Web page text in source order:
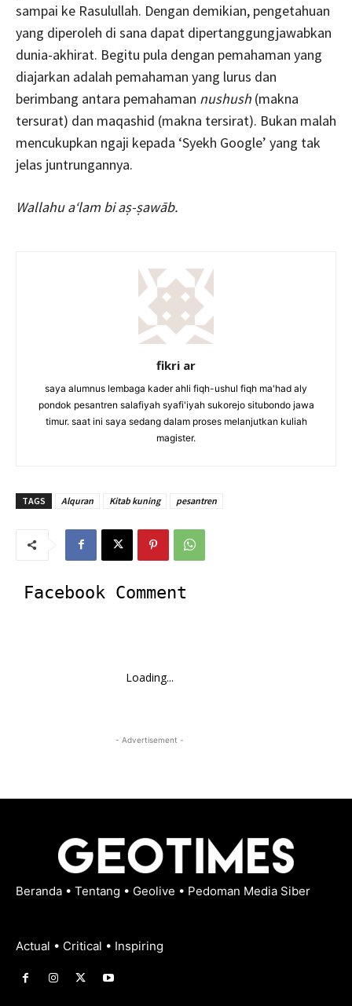
sampai ke Rasulullah. Dengan demikian, pengetahuan
yang diperoleh di sana dapat dipertanggungjawabkan
dunia-akhirat. Begitu pula dengan pemahaman yang
diajarkan adalah pemahaman yang lurus dan
berimbang antara pemahaman nushush (makna
tersurat) dan maqashid (makna tersirat). Bukan malah
mencukupkan ngaji kepada ‘Syekh Google’ yang tak
jelas juntrungannya.
Wallahu a‘lam bi aṣ-ṣawāb.
fikri ar
saya alumnus lembaga kader ahli fiqh-ushul fiqh ma'had aly
pondok pesantren salafiyah syafi'iyah sukorejo situbondo jawa
timur. saat ini saya sedang dalam proses melanjutkan kuliah
magister.
TAGS Alquran Kitab kuning pesantren
Facebook Comment
Loading...
- Advertisement -
Beranda • Tentang • Geolive • Pedoman Media Siber
Actual • Critical • Inspiring